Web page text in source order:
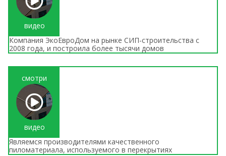
видео
Компания ЭкоЕвроДом на рынке СИП-строительства с
2008 года, и построила более тысячи домов
смотри
видео
Являемся производителями качественного
пиломатериала, используемого в перекрытиях